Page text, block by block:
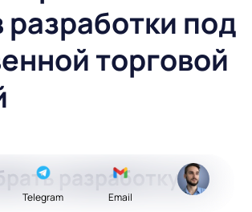
разработки под
торговой
разработку на
Telegram Email